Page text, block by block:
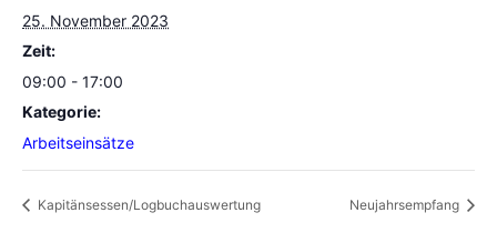
25. November 2023
Zeit:
09:00 - 17:00
Kategorie:
Arbeitseinsätze
Kapitänsessen/Logbuchauswertung Neujahrsempfang